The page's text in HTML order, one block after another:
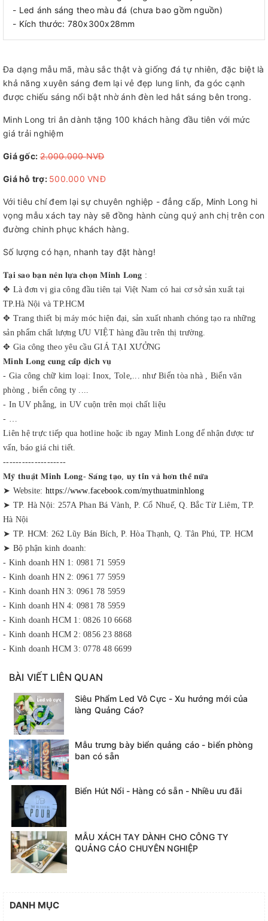
- Led ánh sáng theo màu đá (chưa bao gồm nguồn)
- Kích thước: 780x300x28mm
Đa dạng mẫu mã, màu sắc thật và giống đá tự nhiên, đặc biệt là
khả năng xuyên sáng đem lại vẻ đẹp lung linh, đa góc cạnh
được chiếu sáng nổi bật nhờ ánh đèn led hắt sáng bên trong.
Minh Long tri ân dành tặng 100 khách hàng đầu tiên với mức
giá trải nghiệm
Giá gốc: 2̶.̶0̶0̶0̶.̶0̶0̶0̶ ̶N̶V̶Đ̶
Giá hỗ trợ: 500.000 VNĐ
Với tiêu chí đem lại sự chuyên nghiệp - đẳng cấp, Minh Long hi
vọng mẫu xách tay này sẽ đồng hành cùng quý anh chị trên con
đường chinh phục khách hàng.
Số lượng có hạn, nhanh tay đặt hàng!
𝐓𝐚̣𝐢 𝐬𝐚𝐨 𝐛𝐚̣𝐧 𝐧𝐞̂𝐧 𝐥𝐮̛̣𝐚 𝐜𝐡𝐨̣𝐧 𝐌𝐢𝐧𝐡 𝐋𝐨𝐧𝐠 :
✥ Là đơn vị gia công đầu tiên tại Việt Nam có hai cơ sở sản xuất tại
TP.Hà Nội và TP.HCM
✥ Trang thiết bị máy móc hiện đại, sản xuất nhanh chóng tạo ra những
sản phẩm chất lượng ƯU VIỆT hàng đầu trên thị trường.
✥ Gia công theo yêu cầu GIÁ TẠI XƯỞNG
𝐌𝐢𝐧𝐡 𝐋𝐨𝐧𝐠 𝐜𝐮𝐧𝐠 𝐜𝐚̂́𝐩 𝐝𝐢̣𝐜𝐡 𝐯𝐮̣
- Gia công chữ kim loại: Inox, Tole,... như Biển tòa nhà , Biển văn
phòng , biển công ty ....
- In UV phẳng, in UV cuộn trên mọi chất liệu
- …
Liên hệ trực tiếp qua hotline hoặc ib ngay Minh Long để nhận được tư
vấn, báo giá chi tiết.
--------------------
𝐌𝐲̃ 𝐭𝐡𝐮𝐚̣̂𝐭 𝐌𝐢𝐧𝐡 𝐋𝐨𝐧𝐠- 𝐒𝐚́𝐧𝐠 𝐭𝐚̣𝐨, 𝐮𝐲 𝐭𝐢́𝐧 𝐯𝐚̀ 𝐡𝐨̛𝐧 𝐭𝐡𝐞̂́ 𝐧𝐮̛̃𝐚
➤ Website: https://www.facebook.com/mythuatminhlong
➤ TP. Hà Nội: 257A Phan Bá Vành, P. Cổ Nhuế, Q. Bắc Từ Liêm, TP.
Hà Nội
➤ TP. HCM: 262 Lũy Bán Bích, P. Hòa Thạnh, Q. Tân Phú, TP. HCM
➤ Bộ phận kinh doanh:
- Kinh doanh HN 1: 0981 71 5959
- Kinh doanh HN 2: 0961 77 5959
- Kinh doanh HN 3: 0961 78 5959
- Kinh doanh HN 4: 0981 78 5959
- Kinh doanh HCM 1: 0826 10 6668
- Kinh doanh HCM 2: 0856 23 8868
- Kinh doanh HCM 3: 0778 48 6699
BÀI VIẾT LIÊN QUAN
Siêu Phẩm Led Vô Cực - Xu hướng mới của
làng Quảng Cáo?
Mẫu trưng bày biển quảng cáo - biển phòng
ban có sẵn
Biển Hút Nổi - Hàng có sẵn - Nhiều ưu đãi
MẪU XÁCH TAY DÀNH CHO CÔNG TY
QUẢNG CÁO CHUYÊN NGHIỆP
DANH MỤC